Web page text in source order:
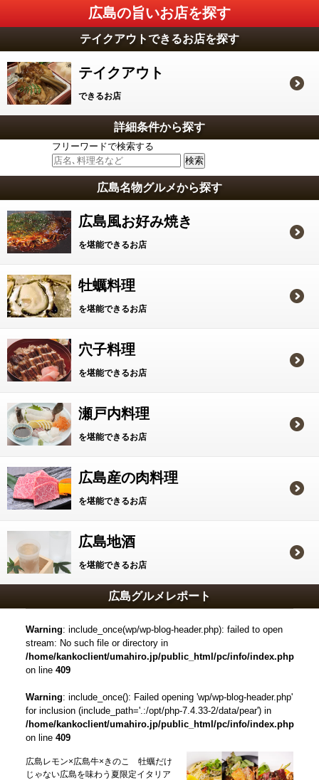
広島の旨いお店を探す
テイクアウトできるお店を探す
テイクアウト
できるお店
詳細条件から探す
フリーワードで検索する
広島名物グルメから探す
広島風お好み焼き
を堪能できるお店
牡蠣料理
を堪能できるお店
穴子料理
を堪能できるお店
瀬戸内料理
を堪能できるお店
広島産の肉料理
を堪能できるお店
広島地酒
を堪能できるお店
広島グルメレポート
Warning: include_once(wp/wp-blog-header.php): failed to open
stream: No such file or directory in
/home/kankoclient/umahiro.jp/public_html/pc/info/index.php
on line 409
Warning: include_once(): Failed opening 'wp/wp-blog-header.php'
for inclusion (include_path='.:/opt/php-7.4.33-2/data/pear') in
/home/kankoclient/umahiro.jp/public_html/pc/info/index.php
on line 409
広島レモン×広島牛×きのこ 牡蠣だけ
じゃない広島を味わう夏限定イタリア